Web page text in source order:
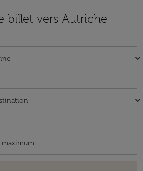
billet vers Autriche
keyboard_arrow_down
keyboard_arrow_down